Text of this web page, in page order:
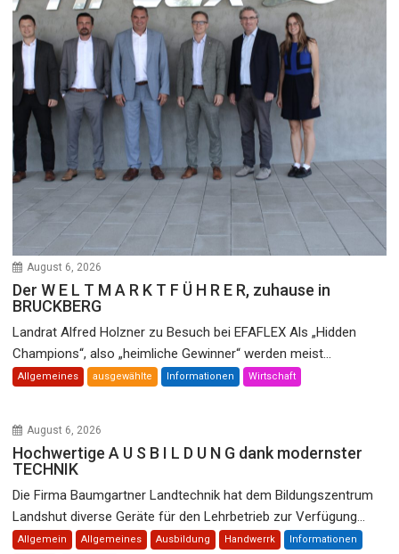
August 6, 2026
Der W E L T M A R K T F Ü H R E R, zuhause in
BRUCKBERG
Landrat Alfred Holzner zu Besuch bei EFAFLEX Als „Hidden
Champions“, also „heimliche Gewinner“ werden meist...
Allgemeines ausgewählte Informationen Wirtschaft
August 6, 2026
Hochwertige A U S B I L D U N G dank modernster
TECHNIK
Die Firma Baumgartner Landtechnik hat dem Bildungszentrum
Landshut diverse Geräte für den Lehrbetrieb zur Verfügung...
Allgemein Allgemeines Ausbildung Handwerrk Informationen